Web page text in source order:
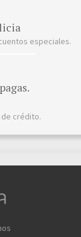
especiales.
crédito.